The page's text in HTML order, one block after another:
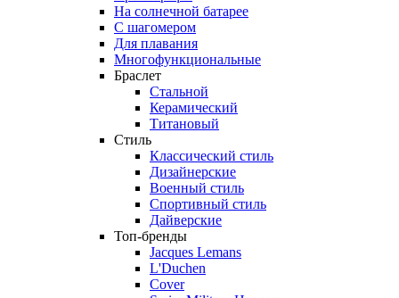
На солнечной батарее
С шагомером
Для плавания
Многофункциональные
Браслет
Стальной
Керамический
Титановый
Стиль
Классический стиль
Дизайнерские
Военный стиль
Спортивный стиль
Дайверские
Топ-бренды
Jacques Lemans
L'Duchen
Cover